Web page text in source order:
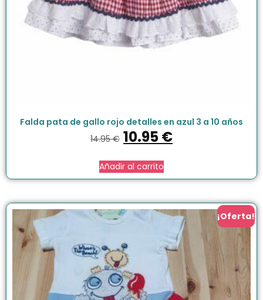
Falda pata de gallo rojo detalles en azul 3 a 10 años
14.95€ 10.95€
Añadir al carrito
¡Oferta!